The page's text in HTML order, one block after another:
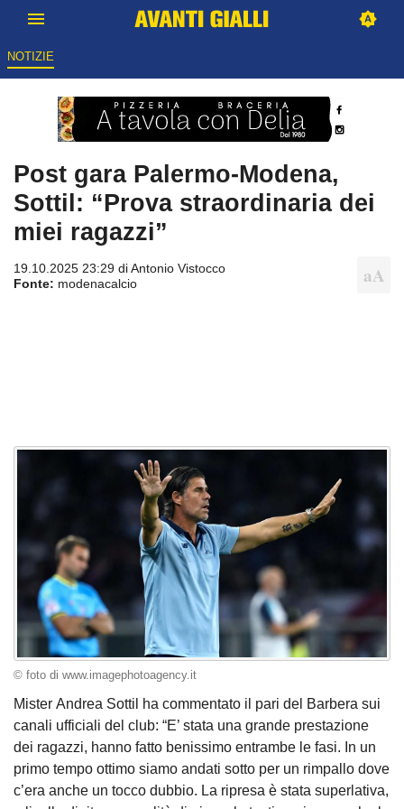
NOTIZIE
Post gara Palermo-Modena,
Sottil: “Prova straordinaria dei
miei ragazzi”
19.10.2025 23:29 diAntonio Vistocco
Fonte: modenacalcio
© foto di www.imagephotoagency.it
Mister Andrea Sottil ha commentato il pari del Barbera sui
canali ufficiali del club: “E’ stata una grande prestazione
dei ragazzi, hanno fatto benissimo entrambe le fasi. In un
primo tempo ottimo siamo andati sotto per un rimpallo dove
c’era anche un tocco dubbio. La ripresa è stata superlativa,